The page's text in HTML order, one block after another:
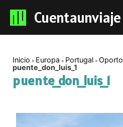
Cuentaunviaje
Inicio Europa Portugal Oporto
puente_don_luis_1
puente_don_luis_1